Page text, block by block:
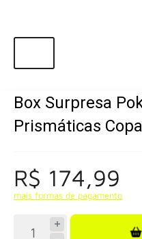
Box Surpresa
Prismáticas
R$ 174,99
mais formas de pagamento